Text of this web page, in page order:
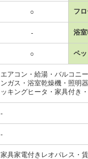
○ フ
- 浴
○ ペ
エアコン・給湯・バルコニ
ンガス・浴室乾燥機・照明
ッキングヒータ・家具付き
-
-
家具家電付きレオパレス・